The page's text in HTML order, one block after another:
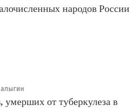
народов России
умерших от туберкулеза в